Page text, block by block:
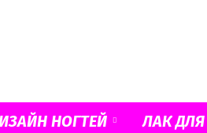
Французский
НОГТЕЙ ЛАК